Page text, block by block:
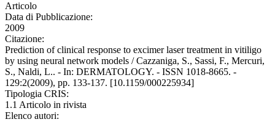
Articolo
Data di Pubblicazione:
2009
Citazione:
Prediction of clinical response to excimer laser treatment in vitiligo
by using neural network models / Cazzaniga, S., Sassi, F., Mercuri,
S., Naldi, L.. - In: DERMATOLOGY. - ISSN 1018-8665. -
129:2(2009), pp. 133-137. [10.1159/000225934]
Tipologia CRIS:
1.1 Articolo in rivista
Elenco autori: